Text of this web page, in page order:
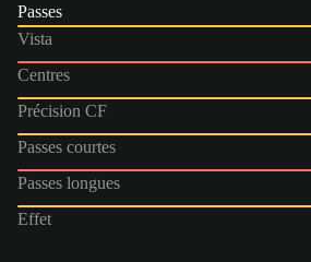
Passes
Vista
Centres
Précision CF
Passes courtes
Passes longues
Effet